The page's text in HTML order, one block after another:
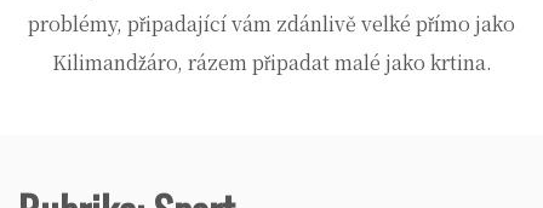
problémy, připadající vám zdánlivě velké přímo jako
Kilimandžáro, rázem připadat malé jako krtina.